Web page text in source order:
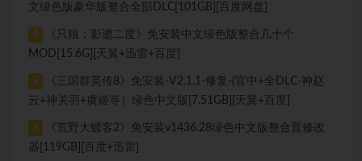
文绿色版豪华版整合全部DLC[101GB][百度网盘]
4
《只狼：影逝二度》免安装中文绿色版整合几十个
MOD[15.6G][天翼+迅雷+百度]
5
《三国群英传8》免安装-V2.1.1-修复-(官中+全DLC-神赵
云+神关羽+虞姬等）绿色中文版[7.51GB][天翼+百度]
6
《荒野大镖客2》免安装v1436.28绿色中文版整合置修改
器[119GB][百度+迅雷]